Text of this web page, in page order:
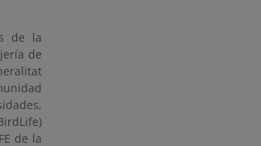
de la
de
de la